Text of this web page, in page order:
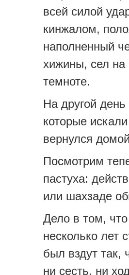
всей силой
кинжалом,
наполненный
хижины, сел на
темноте.
На другой
которые
вернулся
Посмотрим
пастуха:
или шахзаде
Дело в том,
несколько лет
был вздут так,
ни сесть, ни